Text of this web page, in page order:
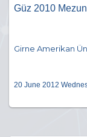
Güz 2010
Girne Amerikan
20 June 2012